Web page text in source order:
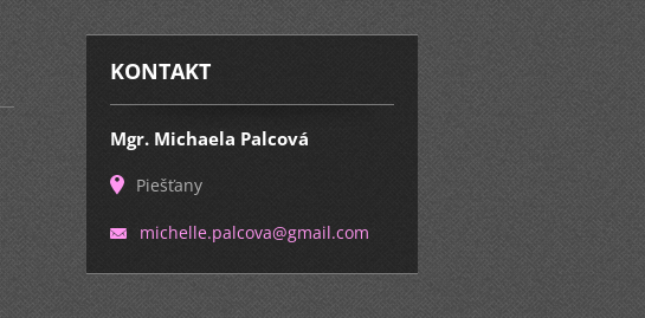
KONTAKT
Mgr. Michaela Palcová
Piešťany
michelle.palcova@gmail.com